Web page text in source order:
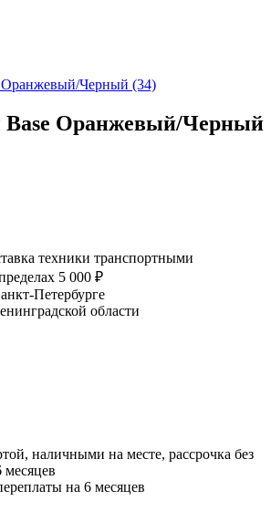
Оранжевый/Черный
техники транспортными
5 000 ₽
Петербурге
области
наличными на месте, рассрочка без
месяцев
на 6 месяцев